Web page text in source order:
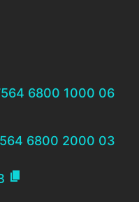
6800 1000 06
6800 2000 03
